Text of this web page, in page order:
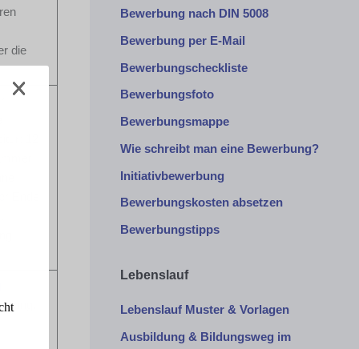
die
Bewerbung nach DIN 5008
Bewerbung per E-Mail
Bewerbungscheckliste
Bewerbungsfoto
Bewerbungsmappe
Wie schreibt man eine Bewerbung?
Initiativbewerbung
Bewerbungskosten absetzen
Bewerbungstipps
Lebenslauf
Lebenslauf Muster & Vorlagen
Ausbildung & Bildungsweg im